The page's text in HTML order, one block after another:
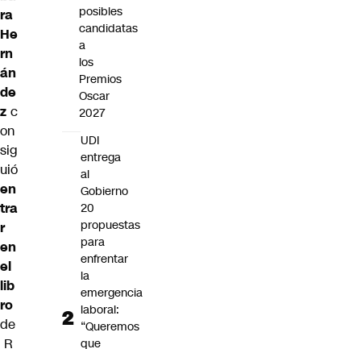
ra
He
rn
án
de
z c
on
sig
uió
en
tra
r
en
el
lib
ro
de
R
posibles
candidatas
a
los
Premios
Oscar
2027
UDI
entrega
al
Gobierno
20
propuestas
para
enfrentar
la
emergencia
laboral:
“Queremos
que